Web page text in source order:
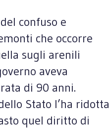
confuso e
che occorre
sugli arenili
aveva
di 90 anni.
Stato l’ha ridotta
quel diritto di